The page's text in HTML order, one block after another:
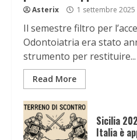
Asterix 1 settembre 2025
Il semestre filtro per
Odontoiatria era stato
strumento per restituire...
Read More
Sicilia
Italia è